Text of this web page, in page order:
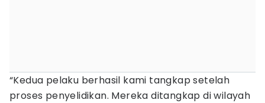
“Kedua pelaku berhasil kami tangkap setelah
proses penyelidikan. Mereka ditangkap di wilayah